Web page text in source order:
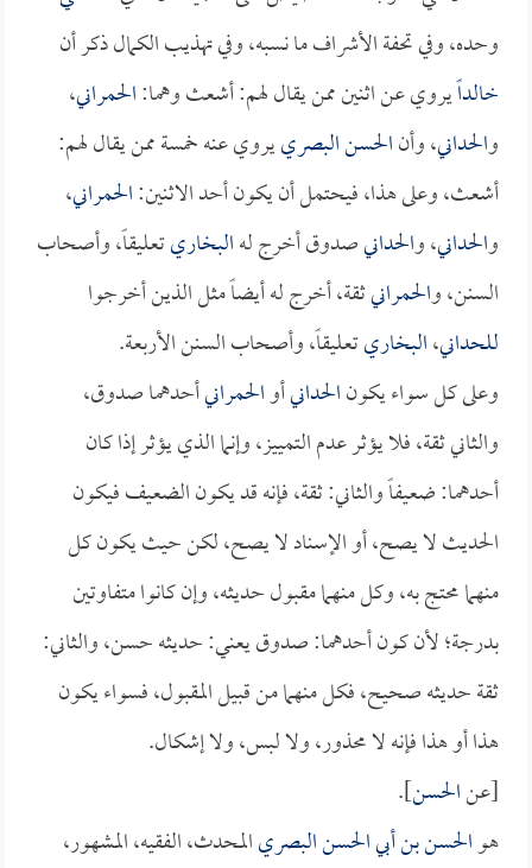
وحده، وفي تحفة الأشراف ما نسبه، وفي تهذيب الكمال ذكر أن
خالداًيروي عن اثنين ممن يقال لهم: أشعث وهما:الحمراني،
والحداني، وأنالحسن البصرييروي عنه خمسة ممن يقال لهم:
أشعث، وعلى هذا، فيحتمل أن يكون أحد الاثنين:الحمراني،
والحداني، والحدانيصدوق أخرج لهالبخاريتعليقاً، وأصحاب
السنن، والحمرانيثقة، أخرج له أيضاً مثل الذين أخرجوا
للحداني،البخاريتعليقاً، وأصحاب السنن الأربعة.
وعلى كل سواء يكونالحدانيأوالحمرانيأحدهما صدوق،
والثاني ثقة، فلا يؤثر عدم التمييز، وإنما الذي يؤثر إذا كان
أحدهما: ضعيفاً والثاني: ثقة، فإنه قد يكون الضعيف فيكون
الحديث لا يصح، أو الإسناد لا يصح، لكن حيث يكون كل
منهما محتج به، وكل منهما مقبول حديثه، وإن كانوا متفاوتين
بدرجة؛ لأن كون أحدهما: صدوق يعني: حديثه حسن، والثاني:
ثقة حديثه صحيح، فكل منهما من قبيل المقبول، فسواء يكون
هذا أو هذا فإنه لا محذور، ولا لبس، ولا إشكال.
[عنالحسن].
هوالحسن بن أبي الحسن البصريالمحدث، الفقيه، المشهور،